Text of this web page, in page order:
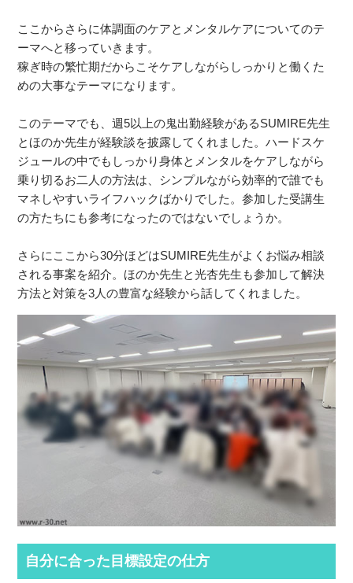
ここからさらに体調面のケアとメンタルケアについてのテ
ーマへと移っていきます。
稼ぎ時の繁忙期だからこそケアしながらしっかりと働くた
めの大事なテーマになります。
このテーマでも、週5以上の鬼出勤経験があるSUMIRE先生
とほのか先生が経験談を披露してくれました。ハードスケ
ジュールの中でもしっかり身体とメンタルをケアしながら
乗り切るお二人の方法は、シンプルながら効率的で誰でも
マネしやすいライフハックばかりでした。参加した受講生
の方たちにも参考になったのではないでしょうか。
さらにここから30分ほどはSUMIRE先生がよくお悩み相談
される事案を紹介。ほのか先生と光杏先生も参加して解決
方法と対策を3人の豊富な経験から話してくれました。
自分に合った目標設定の仕方